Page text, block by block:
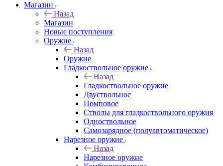
Магазин
Назад
Магазин
Новые поступления
Оружие
Назад
Оружие
Гладкоствольное оружие
Назад
Гладкоствольное оружие
Двуствольное
Помповое
Стволы для гладкоствольного оружия
Одноствольное
Самозарядное (полуавтоматическое)
Нарезное оружие
Назад
Нарезное оружие